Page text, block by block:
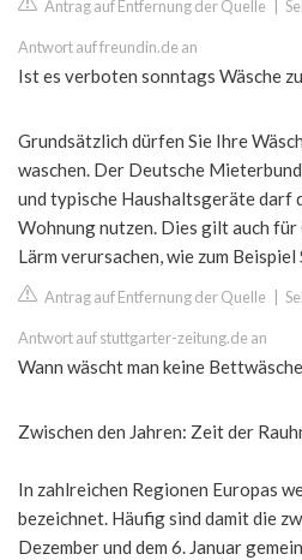
Antrag auf Entfernung der Quelle
Antwort auf freundin.de an
Ist es verboten sonntags Wäsche
Grundsätzlich dürfen Sie Ihre
waschen. Der Deutsche
und typische Haushaltsgeräte darf
Wohnung nutzen. Dies gilt auch für
Lärm verursachen, wie zum Beispiel
Antrag auf Entfernung der Quelle
Antwort auf stuttgarter-zeitung.de an
Wann wäscht man keine
Zwischen den Jahren: Zeit der
In zahlreichen Regionen Europas
bezeichnet. Häufig sind damit die
Dezember und dem 6. Januar